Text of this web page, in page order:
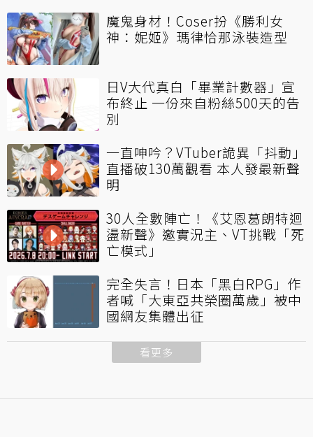
魔鬼身材！Coser扮《勝利女
神：妮姬》瑪律恰那泳裝造型
日V大代真白「畢業計數器」宣
布終止 一份來自粉絲500天的告
別
一直呻吟？VTuber詭異「抖動」
直播破130萬觀看 本人發最新聲
明
30人全數陣亡！《艾恩葛朗特迴
盪新聲》邀實況主、VT挑戰「死
亡模式」
完全失言！日本「黑白RPG」作
者喊「大東亞共榮圈萬歲」被中
國網友集體出征
看更多